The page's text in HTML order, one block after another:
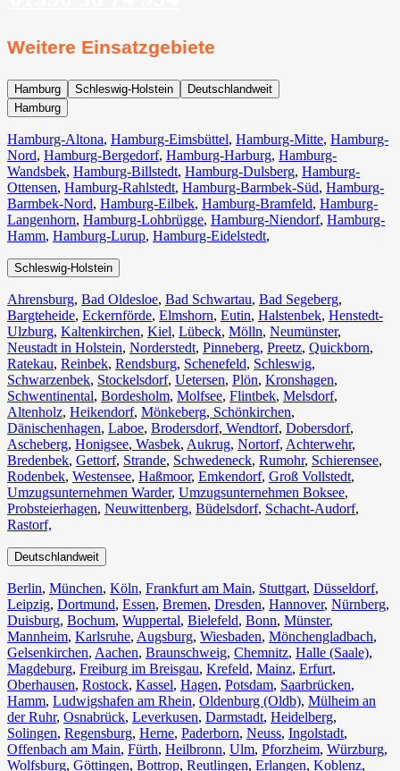
Weitere Einsatzgebiete
Hamburg Schleswig-Holstein
Deutschlandweit
Hamburg
Hamburg-Altona, Hamburg-Eimsbüttel, Hamburg-Mitte, Hamburg-
Nord, Hamburg-Bergedorf, Hamburg-Harburg, Hamburg-
Wandsbek, Hamburg-Billstedt, Hamburg-Dulsberg, Hamburg-
Ottensen, Hamburg-Rahlstedt, Hamburg-Barmbek-Süd, Hamburg-
Barmbek-Nord, Hamburg-Eilbek, Hamburg-Bramfeld, Hamburg-
Langenhorn, Hamburg-Lohbrügge, Hamburg-Niendorf, Hamburg-
Hamm, Hamburg-Lurup, Hamburg-Eidelstedt,
Schleswig-Holstein
Ahrensburg, Bad Oldesloe, Bad Schwartau, Bad Segeberg,
Bargteheide, Eckernförde, Elmshorn, Eutin, Halstenbek, Henstedt-
Ulzburg, Kaltenkirchen, Kiel, Lübeck, Mölln, Neumünster,
Neustadt in Holstein, Norderstedt, Pinneberg, Preetz, Quickborn,
Ratekau, Reinbek, Rendsburg, Schenefeld, Schleswig,
Schwarzenbek, Stockelsdorf, Uetersen, Plön, Kronshagen,
Schwentinental, Bordesholm, Molfsee, Flintbek, Melsdorf,
Altenholz, Heikendorf, Mönkeberg, Schönkirchen,
Dänischenhagen, Laboe, Brodersdorf, Wendtorf, Dobersdorf,
Ascheberg, Honigsee, Wasbek, Aukrug, Nortorf, Achterwehr,
Bredenbek, Gettorf, Strande, Schwedeneck, Rumohr, Schierensee,
Rodenbek, Westensee, Haßmoor, Emkendorf, Groß Vollstedt,
Umzugsunternehmen Warder, Umzugsunternehmen Boksee,
Probsteierhagen, Neuwittenberg, Büdelsdorf, Schacht-Audorf,
Rastorf,
Deutschlandweit
Berlin⁠, München, Köln⁠, Frankfurt am Main, Stuttgart, Düsseldorf,
Leipzig, Dortmund, Essen, Bremen, Dresden, Hannover, Nürnberg,
Duisburg⁠, Bochum, Wuppertal⁠, Bielefeld⁠, Bonn⁠, Münster⁠,
Mannheim, Karlsruhe, Augsburg, Wiesbaden⁠, Mönchengladbach⁠,
Gelsenkirchen⁠, Aachen⁠, Braunschweig, Chemnitz⁠, Halle (Saale)⁠,
Magdeburg, Freiburg im Breisgau⁠, Krefeld⁠, Mainz⁠, Erfurt,
Oberhausen⁠, Rostock⁠, Kassel⁠, Hagen, Potsdam, Saarbrücken⁠,
Hamm, Ludwigshafen am Rhein⁠, Oldenburg (Oldb), Mülheim an
der Ruhr, Osnabrück⁠, Leverkusen, Darmstadt⁠, Heidelberg,
Solingen, Regensburg, Herne⁠, Paderborn, Neuss, Ingolstadt,
Offenbach am Main, Fürth⁠, Heilbronn, Ulm⁠, Pforzheim, Würzburg,
Wolfsburg⁠, Göttingen, Bottrop, Reutlingen, Erlangen⁠, Koblenz,